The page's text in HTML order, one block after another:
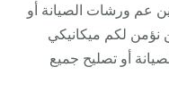
عم ورشات الصيانة أو
لكم ميكانيكي
أو تصليح جميع